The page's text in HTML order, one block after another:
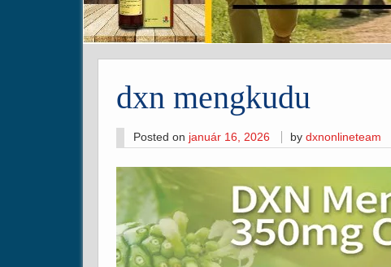
dxn mengkudu
Posted on január 16, 2026 bydxnonlineteam